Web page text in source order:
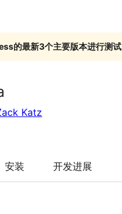
的最新3个主要版本进行测试
Katz
安装 开发进展